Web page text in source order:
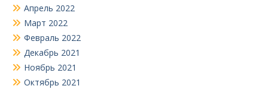
Апрель 2022
Март 2022
Февраль 2022
Декабрь 2021
Ноябрь 2021
Октябрь 2021